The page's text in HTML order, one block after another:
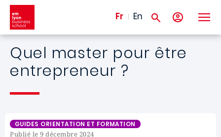
Aller au contenu principal
Fr En
Quel master pour être
entrepreneur ?
GUIDES ORIENTATION ET FORMATION
Publié le 9 décembre 2024